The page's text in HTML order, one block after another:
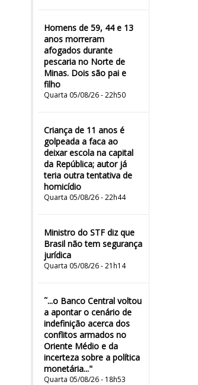
Homens de 59, 44 e 13
anos morreram
afogados durante
pescaria no Norte de
Minas. Dois são pai e
filho
Quarta 05/08/26 - 22h50
Criança de 11 anos é
golpeada a faca ao
deixar escola na capital
da República; autor já
teria outra tentativa de
homicídio
Quarta 05/08/26 - 22h44
Ministro do STF diz que
Brasil não tem segurança
jurídica
Quarta 05/08/26 - 21h14
˜...o Banco Central voltou
a apontar o cenário de
indefinição acerca dos
conflitos armados no
Oriente Médio e da
incerteza sobre a política
monetária..."
Quarta 05/08/26 - 18h53